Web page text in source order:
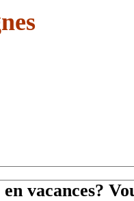
vacances?